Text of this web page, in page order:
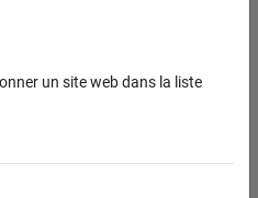
un site web dans la liste